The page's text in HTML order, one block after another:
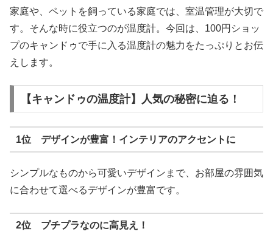
家庭や、ペットを飼っている家庭では、室温管理が大切で
す。そんな時に役立つのが温度計。今回は、100円ショッ
プのキャンドゥで手に入る温度計の魅力をたっぷりとお伝
えします。
【キャンドゥの温度計】人気の秘密に迫る！
1位 デザインが豊富！インテリアのアクセントに
シンプルなものから可愛いデザインまで、お部屋の雰囲気
に合わせて選べるデザインが豊富です。
2位 プチプラなのに高見え！